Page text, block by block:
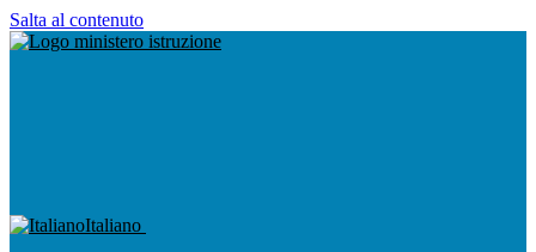
Salta al contenuto
Italiano